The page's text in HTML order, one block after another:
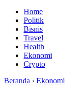
Home
Politik
Bisnis
Travel
Health
Ekonomi
Crypto
Beranda › Ekonomi